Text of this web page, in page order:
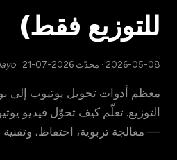
للتوزيع فقط)
2026-05-08
· محدّث 2026-07-21 ·
معظم أدوات تحويل يوتيوب إلى
التوزيع. تعلّم كيف تحوّل فيديو
— معالجة تربوية، احتفاظ، وتقنية